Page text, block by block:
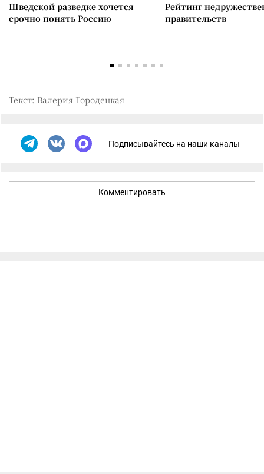
Шведской разведке хочется
срочно понять Россию
Рейтинг
правительств
Текст: Валерия Городецкая
Подписывайтесь на наши каналы
Комментировать